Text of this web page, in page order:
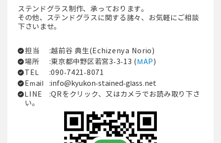
ステンドグラス制作、承っております。
その他、ステンドグラスに関する諸々、お気軽にご相談
下さいませ。
担当
:越前谷 典生(Echizenya Norio)
場所
:東京都中野区若宮3-3-13 (MAP)
TEL
:090-7421-8071
Email
:info@kyukon-stained-glass.net
LINE
:QRをクリック、又はカメラでお読み取り下さ
い。